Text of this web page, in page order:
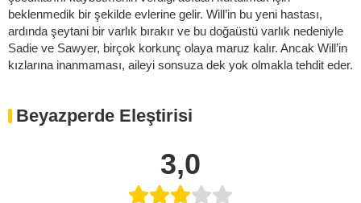
beklenmedik bir şekilde evlerine gelir. Will’in bu yeni hastası,
ardında şeytani bir varlık bırakır ve bu doğaüstü varlık nedeniyle
Sadie ve Sawyer, birçok korkunç olaya maruz kalır. Ancak Will’in
kızlarına inanmaması, aileyi sonsuza dek yok olmakla tehdit eder.
Beyazperde Eleştirisi
3,0